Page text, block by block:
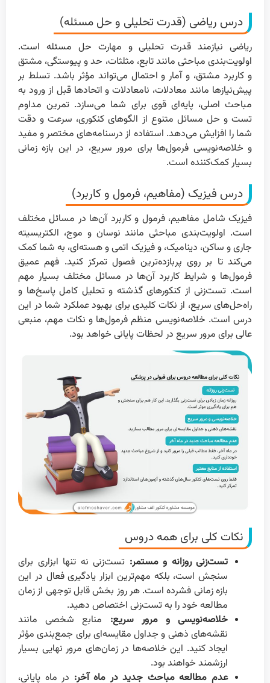
درس ریاضی (قدرت تحلیلی و حل مسئله)
ریاضی نیازمند قدرت تحلیلی و مهارت حل مسئله است.
اولویت‌بندی مباحثی مانند تابع، مثلثات، حد و پیوستگی، مشتق
و کاربرد مشتق، و آمار و احتمال می‌تواند مؤثر باشد. تسلط بر
پیش‌نیازها مانند معادلات، نامعادلات و اتحادها قبل از ورود به
مباحث اصلی، پایه‌ای قوی برای شما می‌سازد. تمرین مداوم
تست و حل مسائل متنوع از الگوهای کنکوری، سرعت و دقت
شما را افزایش می‌دهد. استفاده از درسنامه‌های مختصر و مفید
و خلاصه‌نویسی فرمول‌ها برای مرور سریع، در این بازه زمانی
بسیار کمک‌کننده است.
درس فیزیک (مفاهیم، فرمول و کاربرد)
فیزیک شامل مفاهیم، فرمول و کاربرد آن‌ها در مسائل مختلف
است. اولویت‌بندی مباحثی مانند نوسان و موج، الکتریسیته
جاری و ساکن، دینامیک، و فیزیک اتمی و هسته‌ای، به شما کمک
می‌کند تا بر روی پربازده‌ترین فصول تمرکز کنید. فهم عمیق
فرمول‌ها و شرایط کاربرد آن‌ها در مسائل مختلف بسیار مهم
است. تست‌زنی از کنکورهای گذشته و تحلیل کامل پاسخ‌ها و
راه‌حل‌های سریع، از نکات کلیدی برای بهبود عملکرد شما در این
درس است. خلاصه‌نویسی منظم فرمول‌ها و نکات مهم، منبعی
عالی برای مرور سریع در لحظات پایانی خواهد بود.
نکات کلی برای همه دروس
تست‌زنی روزانه و مستمر: تست‌زنی نه تنها ابزاری برای
سنجش است، بلکه مهم‌ترین ابزار یادگیری فعال در این
بازه زمانی فشرده است. هر روز بخش قابل توجهی از زمان
مطالعه خود را به تست‌زنی اختصاص دهید.
خلاصه‌نویسی و مرور سریع: منابع شخصی مانند
نقشه‌های ذهنی و جداول مقایسه‌ای برای جمع‌بندی مؤثر
ایجاد کنید. این خلاصه‌ها در زمان‌های مرور نهایی بسیار
ارزشمند خواهند بود.
عدم مطالعه مباحث جدید در ماه آخر: در ماه پایانی،